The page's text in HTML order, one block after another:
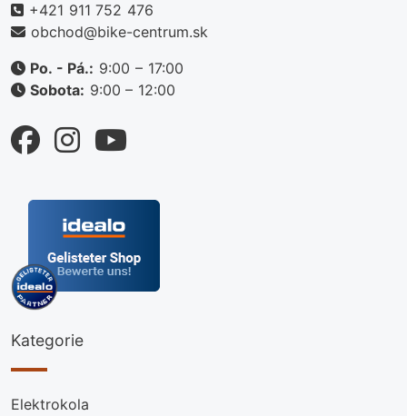
+421 911 752 476
obchod@bike-centrum.sk
Po. - Pá.: 9:00 – 17:00
Sobota: 9:00 – 12:00
Kategorie
Elektrokola